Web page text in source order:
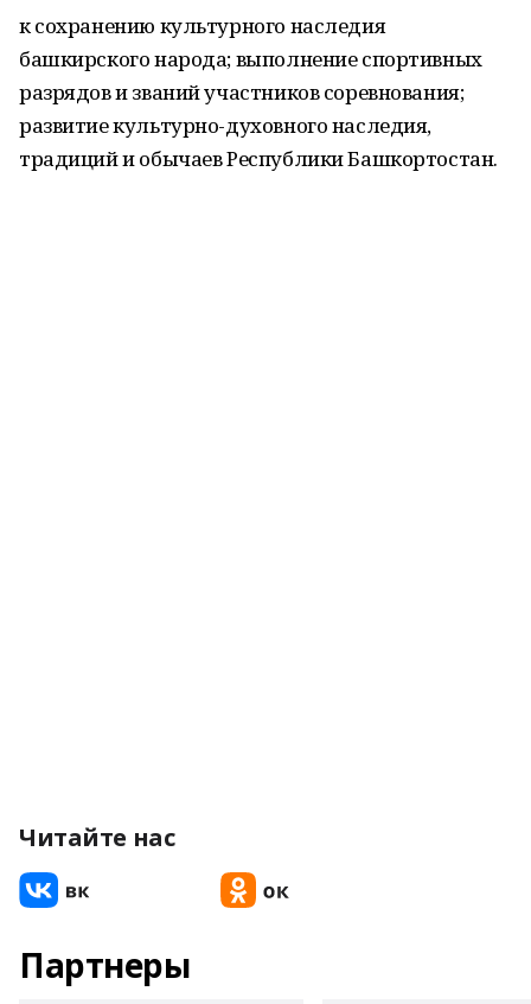
к сохранению культурного наследия
башкирского народа; выполнение спортивных
разрядов и званий участников соревнования;
развитие культурно-духовного наследия,
традиций и обычаев Республики Башкортостан.
Читайте нас
Партнеры